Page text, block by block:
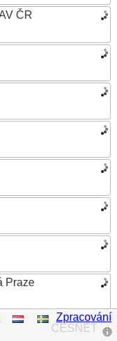
ČR
Praze
CESNET
Zpracování